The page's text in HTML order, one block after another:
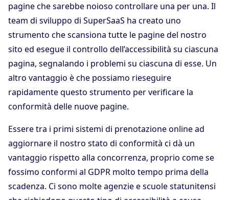
pagine che sarebbe noioso controllare una per una. Il
team di sviluppo di SuperSaaS ha creato uno
strumento che scansiona tutte le pagine del nostro
sito ed esegue il controllo dell’accessibilità su ciascuna
pagina, segnalando i problemi su ciascuna di esse. Un
altro vantaggio è che possiamo rieseguire
rapidamente questo strumento per verificare la
conformità delle nuove pagine.
Essere tra i primi sistemi di prenotazione online ad
aggiornare il nostro stato di conformità ci dà un
vantaggio rispetto alla concorrenza, proprio come se
fossimo conformi al GDPR molto tempo prima della
scadenza. Ci sono molte agenzie e scuole statunitensi